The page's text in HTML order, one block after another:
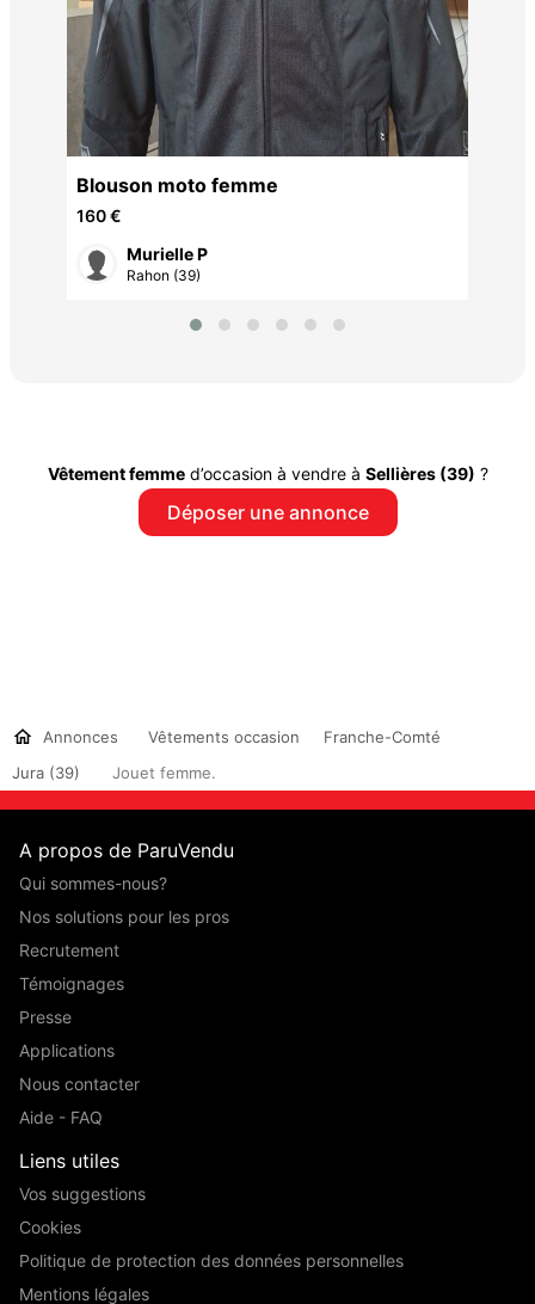
Blouson moto femme
160 €
Murielle P
Rahon (39)
Vêtement femmed’occasion à vendre à Sellières (39) ?
Déposer une annonce
Annonces Vêtements occasion
Franche-Comté
Jura (39)
Jouet femme.
A propos de ParuVendu
Qui sommes-nous?
Nos solutions pour les pros
Recrutement
Témoignages
Presse
Applications
Nous contacter
Aide - FAQ
Liens utiles
Vos suggestions
Cookies
Politique de protection des données personnelles
Mentions légales